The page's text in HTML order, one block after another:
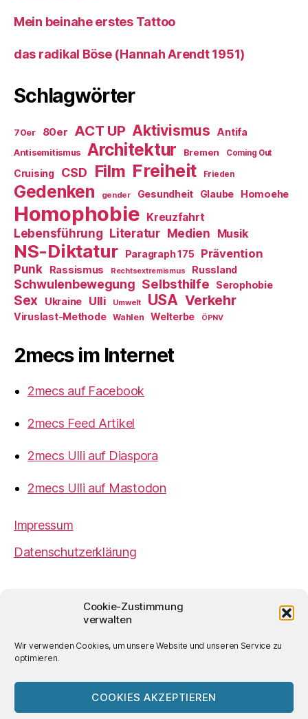
Cookie-Zustimmung
verwalten
Wir verwenden Cookies, um unsere Website und unseren Service zu
optimieren.
COOKIES AKZEPTIEREN
Mein beinahe erstes Tattoo
das radikal Böse (Hannah Arendt 1951)
Schlagwörter
70er 80er ACT UP Aktivismus Antifa
Antisemitismus Architektur Bremen Coming Out
Cruising CSD Film Freiheit Frieden
Gedenken gender Gesundheit Glaube Homoehe
Homophobie Kreuzfahrt
Lebensführung Literatur Medien Musik
NS-Diktatur Paragraph 175
Prävention
Punk
Rassismus Rechtsextremismus Russland
Schwulenbewegung Selbsthilfe Serophobie
Sex Ukraine Ulli Umwelt USA Verkehr
Viruslast-Methode Wahlen Welterbe ÖPNV
2mecs im Internet
2mecs auf Facebook
2mecs Feed Artikel
2mecs Ulli auf Diaspora
2mecs Ulli auf Mastodon
Impressum
Datenschutzerklärung
Ulrich Würdemannist sofern nicht
anders angegeben lizenziert unter einer
Creative
Lizenz.